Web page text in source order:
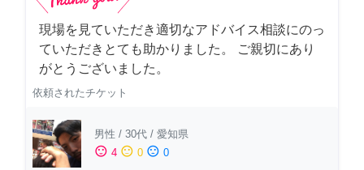
現場を見ていただき適切なアドバイス相談にのっ
ていただきとても助かりました。 ご親切にあり
がとうございました。
依頼されたチケット
男性 / 30代 / 愛知県
sentiment_satisfied 4 sentiment_neutral 0 sentiment_dissatisfied 0